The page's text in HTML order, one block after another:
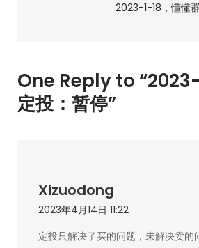
航
2023-1-18，懂懂群
One Reply to
定投：暂停”
Xizuodong
2023年4月14日 11:22
定投只解决了买的问题，未解决卖的